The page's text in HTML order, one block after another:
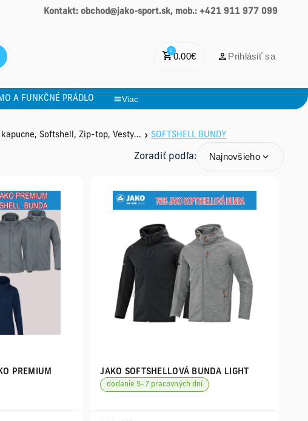
Kontakt: obchod@jako-sport.sk, mob.: +421 911 977 099
0
0.00€ Prihlásiť sa
A FUNKČNÉ PRÁDLO Viac
Softshell, Zip-top, Vesty... SOFTSHELL BUNDY
Zoradiť podľa: Najnovšieho
PREMIUM JAKO SOFTSHELLOVÁ BUNDA LIGHT
dodanie 5-7 pracovných dní